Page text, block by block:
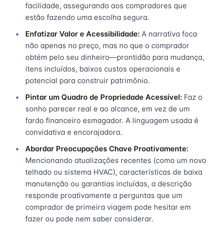
facilidade, assegurando aos compradores que
estão fazendo uma escolha segura.
Enfatizar Valor e Acessibilidade: A narrativa foca
não apenas no preço, mas no que o comprador
obtém pelo seu dinheiro—prontidão para mudança,
itens incluídos, baixos custos operacionais e
potencial para construir patrimônio.
Pintar um Quadro de Propriedade Acessível: Faz o
sonho parecer real e ao alcance, em vez de um
fardo financeiro esmagador. A linguagem usada é
convidativa e encorajadora.
Abordar Preocupações Chave Proativamente:
Mencionando atualizações recentes (como um novo
telhado ou sistema HVAC), características de baixa
manutenção ou garantias incluídas, a descrição
responde proativamente a perguntas que um
comprador de primeira viagem pode hesitar em
fazer ou pode nem saber considerar.